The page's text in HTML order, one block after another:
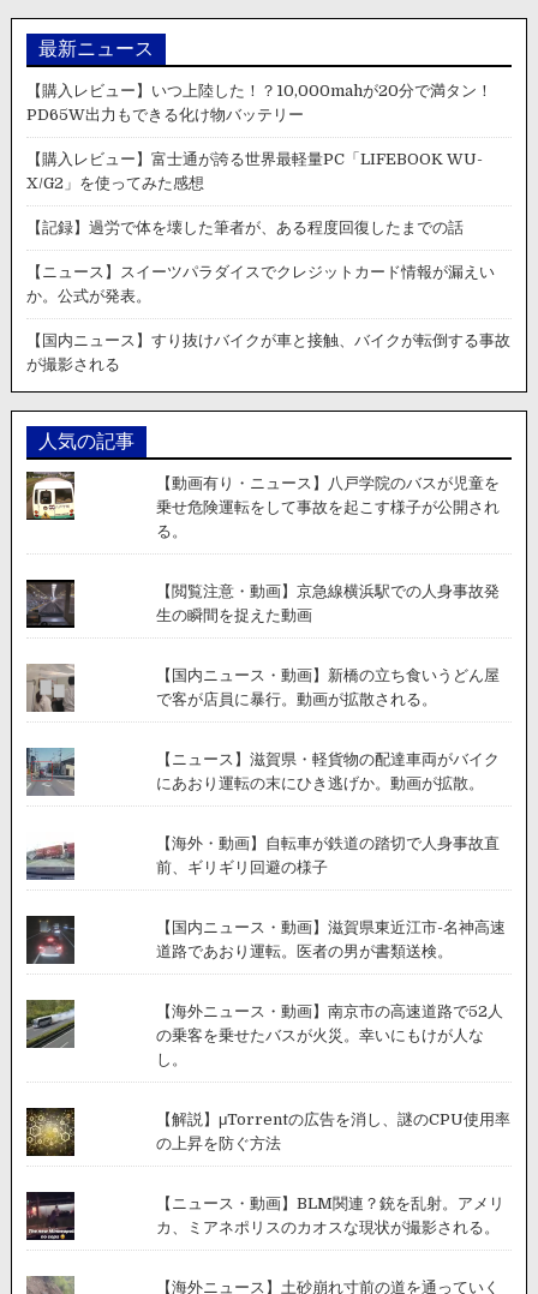
寝
妨
害
て
怒
れ
た
猫
の
ギ
レ！？
ぁ
ャ
ー
ッ！」
わ
い
い
最新ニュース
【購入レビュー】いつ上陸した！？10,000mahが20分で満タン！
PD65W出力もできる化け物バッテリー
【購入レビュー】富士通が誇る世界最軽量PC「LIFEBOOK WU-
X/G2」を使ってみた感想
【記録】過労で体を壊した筆者が、ある程度回復したまでの話
【ニュース】スイーツパラダイスでクレジットカード情報が漏えい
か。公式が発表。
【国内ニュース】すり抜けバイクが車と接触、バイクが転倒する事故
が撮影される
人気の記事
【動画有り・ニュース】八戸学院のバスが児童を
乗せ危険運転をして事故を起こす様子が公開され
る。
【閲覧注意・動画】京急線横浜駅での人身事故発
生の瞬間を捉えた動画
【国内ニュース・動画】新橋の立ち食いうどん屋
で客が店員に暴行。動画が拡散される。
【ニュース】滋賀県・軽貨物の配達車両がバイク
にあおり運転の末にひき逃げか。動画が拡散。
【海外・動画】自転車が鉄道の踏切で人身事故直
前、ギリギリ回避の様子
【国内ニュース・動画】滋賀県東近江市-名神高速
道路であおり運転。医者の男が書類送検。
【海外ニュース・動画】南京市の高速道路で52人
の乗客を乗せたバスが火災。幸いにもけが人な
し。
【解説】μTorrentの広告を消し、謎のCPU使用率
の上昇を防ぐ方法
【ニュース・動画】BLM関連？銃を乱射。アメリ
カ、ミアネポリスのカオスな現状が撮影される。
【海外ニュース】土砂崩れ寸前の道を通っていく